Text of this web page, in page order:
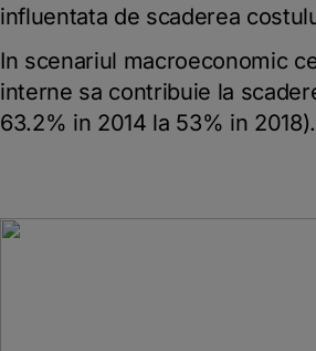
influentata de scaderea
In scenariul macroeconomic
interne sa contribuie la
63.2% in 2014 la 53% in 2018).